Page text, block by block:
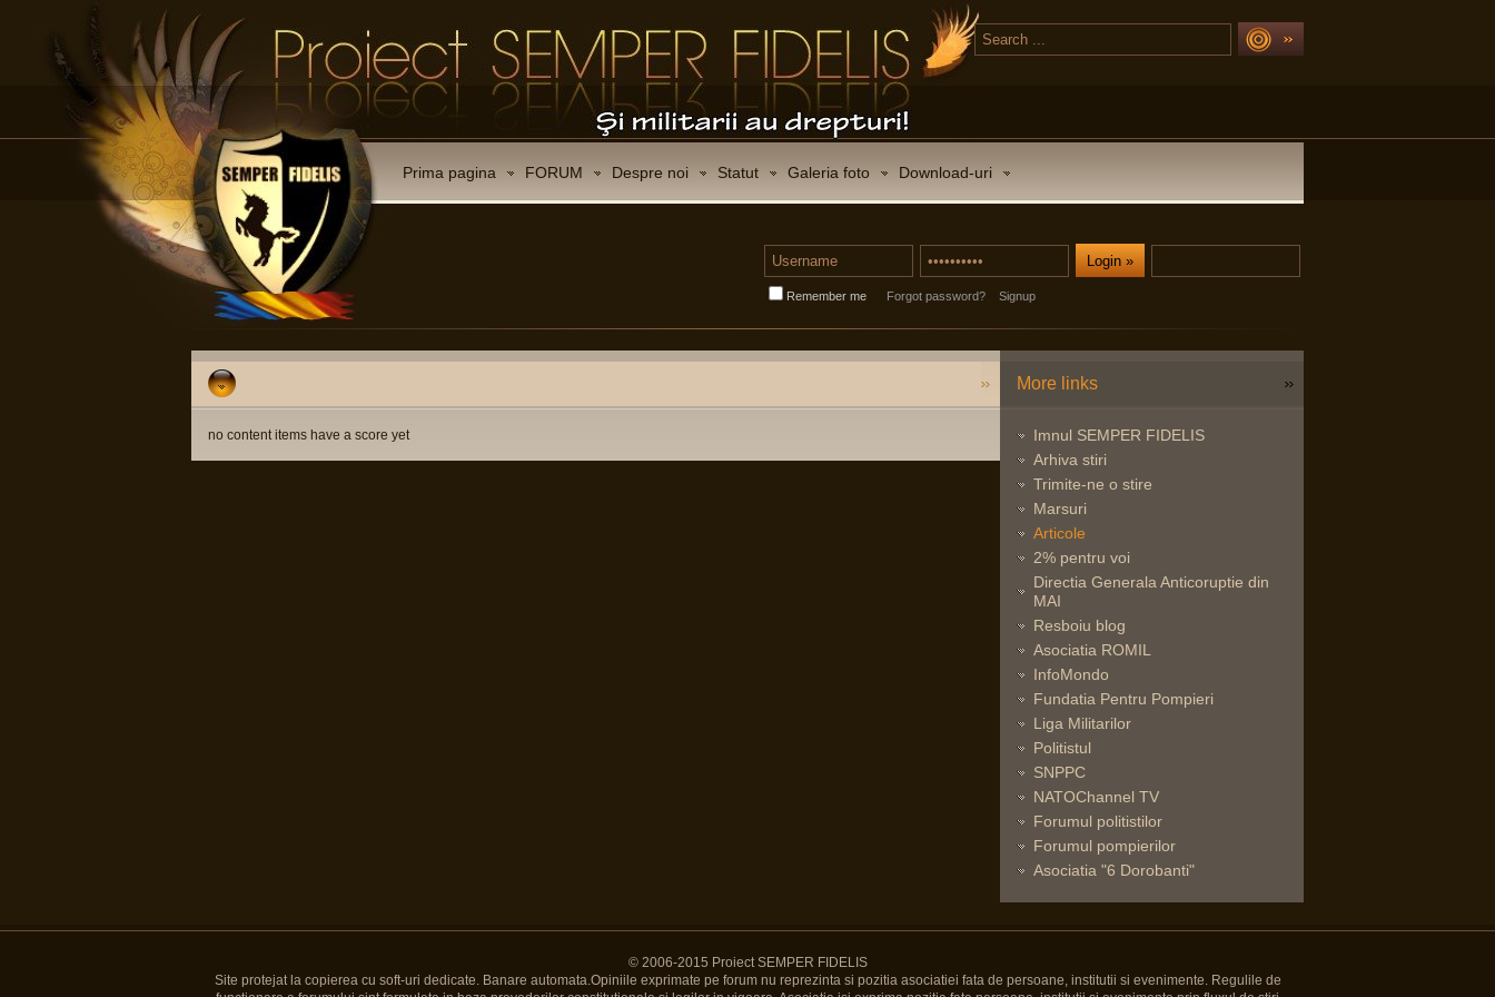
Prima pagina FORUM Despre noi Statut Galeria foto Download-uri
Remember me Forgot password? Signup
no content items have a score yet
More links
Imnul SEMPER FIDELIS
Arhiva stiri
Trimite-ne o stire
Marsuri
Articole
2% pentru voi
Directia Generala Anticoruptie din
MAI
Resboiu blog
Asociatia ROMIL
InfoMondo
Fundatia Pentru Pompieri
Liga Militarilor
Politistul
SNPPC
NATOChannel TV
Forumul politistilor
Forumul pompierilor
Asociatia "6 Dorobanti"
© 2006-2015 Proiect SEMPER FIDELIS
Site protejat la copierea cu soft-uri dedicate. Banare automata.Opiniile exprimate pe forum nu reprezinta si pozitia asociatiei fata de persoane, institutii si evenimente. Regulile de